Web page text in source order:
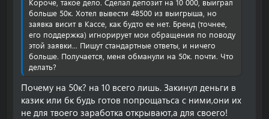
Короче, такое дело. Сделал депозит на 10 000, выиграл
больше 50к. Хотел вывести 48500 из выигрыша, но
заявка висит в Кассе, как будто ее нет. Бренд (точнее,
его поддержка) игнорирует мои обращения по поводу
этой заявки... Пишут стандартные ответы, и ничего
больше. Получается, меня обманули на 50к. почти. Что
делать?
Почему на 50к? на 10 всего лишь. Закинул деньги в
казик или бк будь готов попрощатьса с ними,они их
не для твоего заработка открывают,а для своего!